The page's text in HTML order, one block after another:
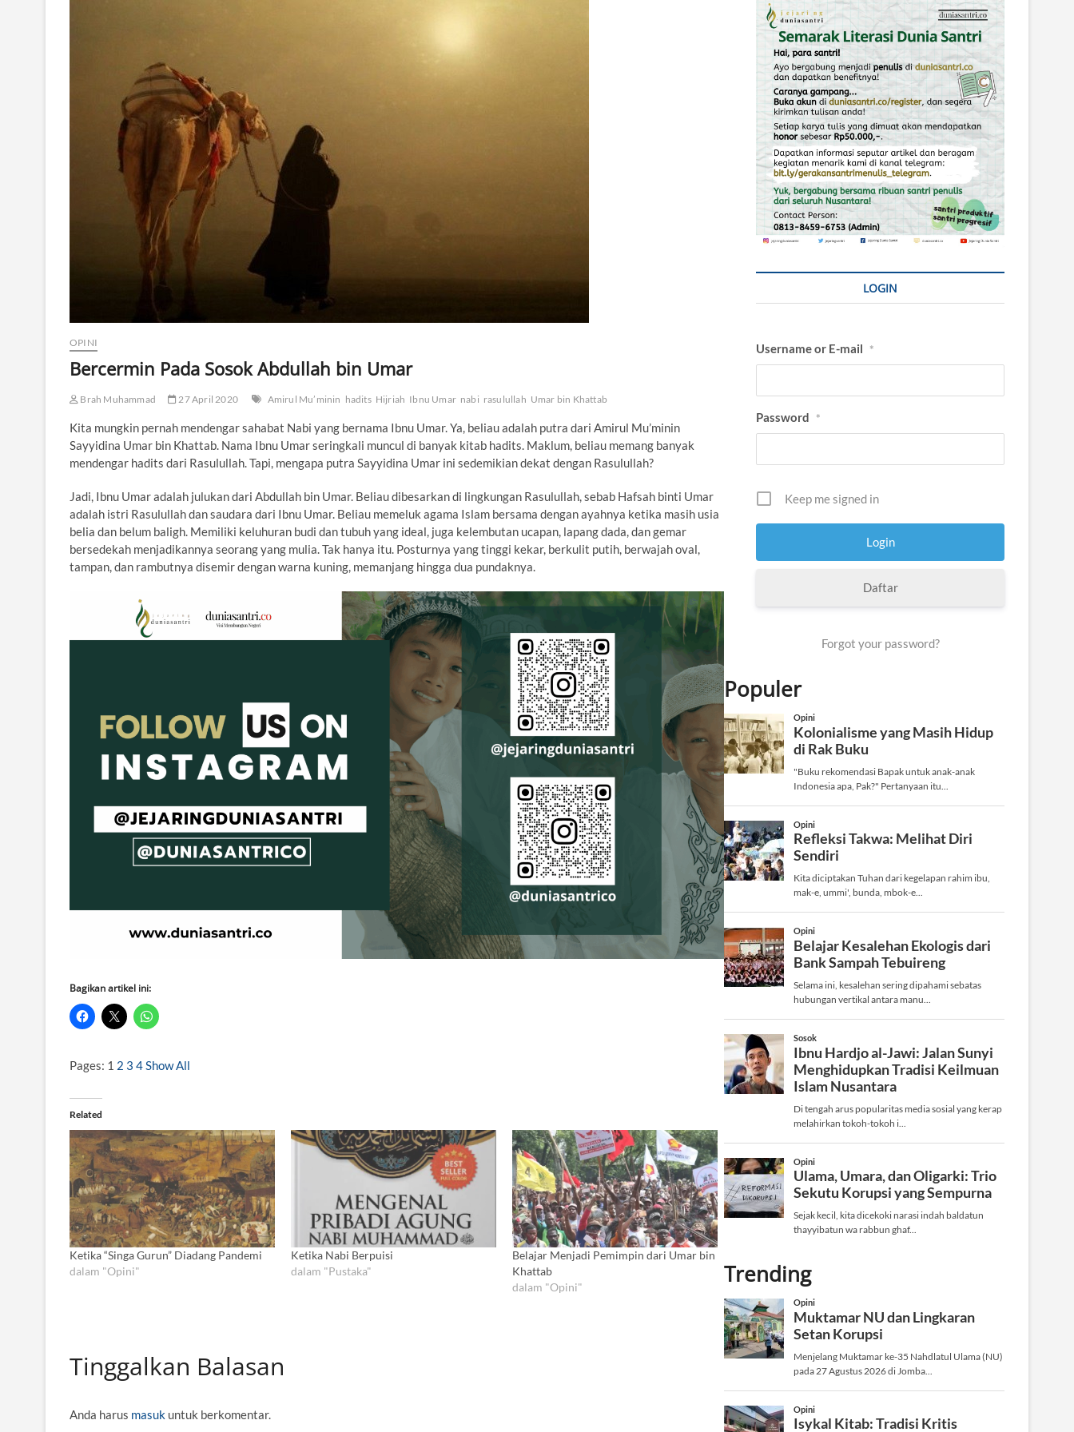
OPINI
Bercermin Pada Sosok Abdullah bin Umar
Brah Muhammad 27 April 2020 Amirul Mu’minin hadits Hijriah Ibnu Umar nabi rasulullah Umar bin Khattab
Kita mungkin pernah mendengar sahabat Nabi yang bernama Ibnu Umar. Ya, beliau adalah putra dari Amirul Mu’minin
Sayyidina Umar bin Khattab. Nama Ibnu Umar seringkali muncul di banyak kitab hadits. Maklum, beliau memang banyak
mendengar hadits dari Rasulullah. Tapi, mengapa putra Sayyidina Umar ini sedemikian dekat dengan Rasulullah?
Jadi, Ibnu Umar adalah julukan dari Abdullah bin Umar. Beliau dibesarkan di lingkungan Rasulullah, sebab Hafsah binti Umar
adalah istri Rasulullah dan saudara dari Ibnu Umar. Beliau memeluk agama Islam bersama dengan ayahnya ketika masih usia
belia dan belum baligh. Memiliki keluhuran budi dan tubuh yang ideal, juga kelembutan ucapan, lapang dada, dan gemar
bersedekah menjadikannya seorang yang mulia. Tak hanya itu. Posturnya yang tinggi kekar, berkulit putih, berwajah oval,
tampan, dan rambutnya disemir dengan warna kuning, memanjang hingga dua pundaknya.
Bagikan artikel ini:
Pages: 1 2 3 4Show All
Related
Ketika “Singa Gurun” Diadang Pandemi
dalam "Opini"
Ketika Nabi Berpuisi
dalam "Pustaka"
Belajar Menjadi Pemimpin dari Umar bin
Khattab
dalam "Opini"
Tinggalkan Balasan
Anda harus masuk untuk berkomentar.
LOGIN
Username or E-mail *
Password *
Keep me signed in
Daftar
Forgot your password?
Populer
Trending